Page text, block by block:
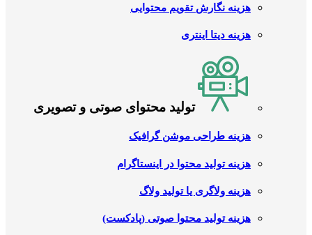
هزینه نگارش تقویم محتوایی
هزینه دیتا اینتری
تولید محتوای صوتی و تصویری
هزینه طراحی موشن گرافیک
هزینه تولید محتوا در اینستاگرام
هزینه ولاگری یا تولید ولاگ
هزینه تولید محتوا صوتی (پادکست)